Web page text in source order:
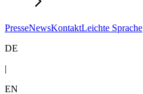
PresseNewsKontaktLeichte Sprache
DE
|
EN